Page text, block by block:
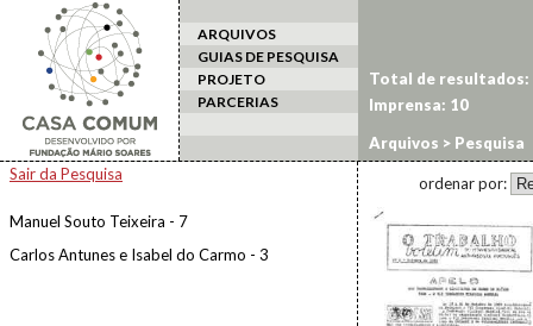
ARQUIVOS
GUIAS DE PESQUISA
PROJETO
PARCERIAS
Arquivos > Pesquisa
Sair da Pesquisa
Manuel Souto Teixeira - 7
Carlos Antunes e Isabel do Carmo - 3
Total de resultados:
Imprensa: 10
ordenar por: